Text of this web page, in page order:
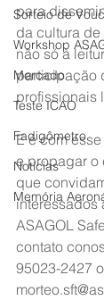
Sorteio de
Workshop
Mercado
Teste ICAO
Fadigômetro
Notícias
Memória
para
da cultura
não só à
participação
profissionais
E é com
e propagar o
que
interessados
ASAGOL
contato
95023-2427